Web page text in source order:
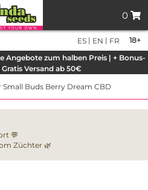
0
18+
ES | EN | FR
Angebote zum halben Preis | + Bonus-
Versand ab 50€
Small Buds Berry Dream CBD
💬
Züchter 🌿